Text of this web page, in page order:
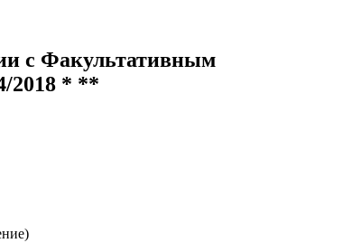
с Факультативным
2018 * **